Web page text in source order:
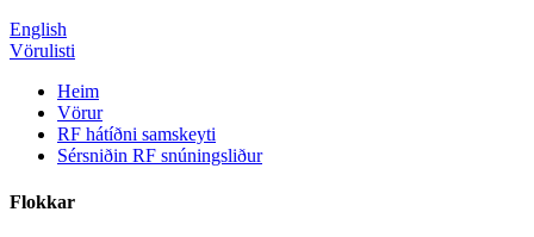
English
Vörulisti
Heim
Vörur
RF hátíðni samskeyti
Sérsniðin RF snúningsliður
Flokkar